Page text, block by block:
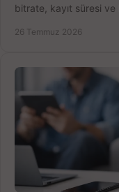
bitrate, kayıt süresi ve
26 Temmuz 2026